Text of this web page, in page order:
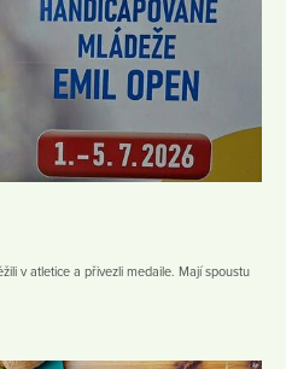
v atletice a přivezli medaile. Mají spoustu